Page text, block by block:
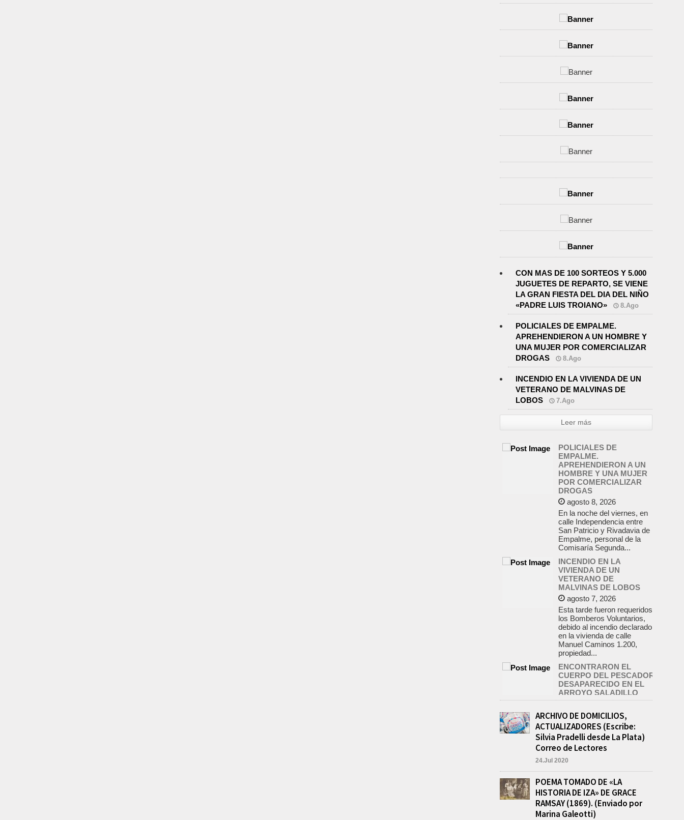
CON MAS DE 100 SORTEOS Y 5.000
JUGUETES DE REPARTO, SE VIENE
LA GRAN FIESTA DEL DIA DEL NIÑO
«PADRE LUIS TROIANO»
8.Ago
POLICIALES DE EMPALME.
APREHENDIERON A UN HOMBRE Y
UNA MUJER POR COMERCIALIZAR
DROGAS
8.Ago
INCENDIO EN LA VIVIENDA DE UN
VETERANO DE MALVINAS DE
LOBOS
7.Ago
Leer más
POLICIALES DE
EMPALME.
APREHENDIERON A UN
HOMBRE Y UNA MUJER
POR COMERCIALIZAR
DROGAS
agosto 8, 2026
En la noche del viernes, en
calle Independencia entre
San Patricio y Rivadavia de
Empalme, personal de la
Comisaría Segunda...
INCENDIO EN LA
VIVIENDA DE UN
VETERANO DE
MALVINAS DE LOBOS
agosto 7, 2026
Esta tarde fueron requeridos
los Bomberos Voluntarios,
debido al incendio declarado
en la vivienda de calle
Manuel Caminos 1.200,
propiedad...
ENCONTRARON EL
CUERPO DEL PESCADOR
DESAPARECIDO EN EL
ARROYO SALADILLO
Un helicóptero que
participaba de la búsqueda,
encontró hoy el cuerpo sin
vida de la persona que se
buscaba en...
LA CAPILLA SAN
CAYETANO COLMADA EN
LA MISA CENTRAL DE LA
FIESTA DEL SANTO DEL
PAN Y EL TRABAJO
agosto 7, 2026
ARCHIVO DE DOMICILIOS,
ACTUALIZADORES (Escribe:
Silvia Pradelli desde La Plata)
Correo de Lectores
24.Jul 2020
POEMA TOMADO DE «LA
HISTORIA DE IZA» DE GRACE
RAMSAY (1869). (Enviado por
Marina Galeotti)